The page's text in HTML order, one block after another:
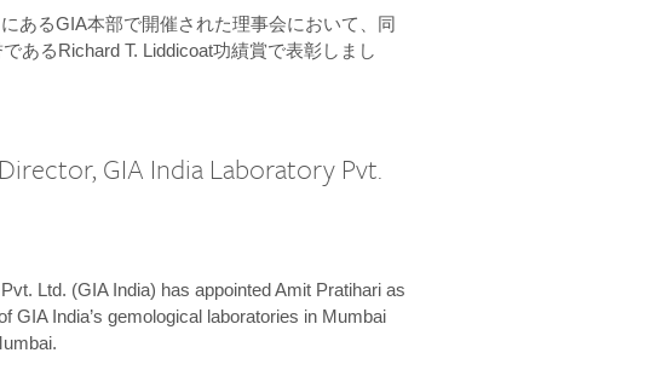
あるGIA本部で開催された理事会において、同
あるRichard T. Liddicoat功績賞で表彰しまし
GIA India Laboratory Pvt.
Ltd. (GIA India) has appointed Amit Pratihari as
GIA India’s gemological laboratories in Mumbai